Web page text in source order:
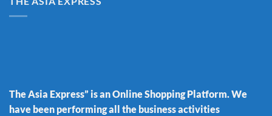
The Asia Express” is an Online Shopping Platform. We
have been performing all the business activities